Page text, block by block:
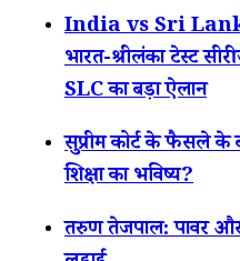
India vs Sri
भारत-श्रीलंका टेस्ट
SLC का बड़ा ऐलान
सुप्रीम कोर्ट के फैसले के
शिक्षा का भविष्य?
तरुण तेजपाल: पावर